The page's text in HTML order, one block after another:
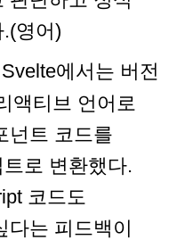
영어)
에서는 버전
액티브 언어로
넌트 코드를
로 변환했다.
코드도
다는 피드백이